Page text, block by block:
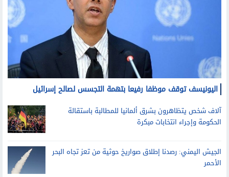
اليونيسف توقف موظفا رفيعا بتهمة التجسس لصالح إسرائيل
آلاف شخص يتظاهرون بشرق ألمانيا للمطالبة باستقالة
الحكومة وإجراء انتخابات مبكرة
الجيش اليمني: رصدنا إطلاق صواريخ حوثية من تعز تجاه البحر
الأحمر